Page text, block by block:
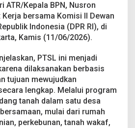
ATR/Kepala BPN, Nusron
Kerja bersama Komisi II Dewan
Indonesia (DPR RI), di
Kamis (11/06/2026).
PTSL ini menjadi
dilaksanakan berbasis
tujuan mewujudkan
lengkap. Melalui program
tanah dalam satu desa
mulai dari rumah
perkebunan, tanah wakaf,